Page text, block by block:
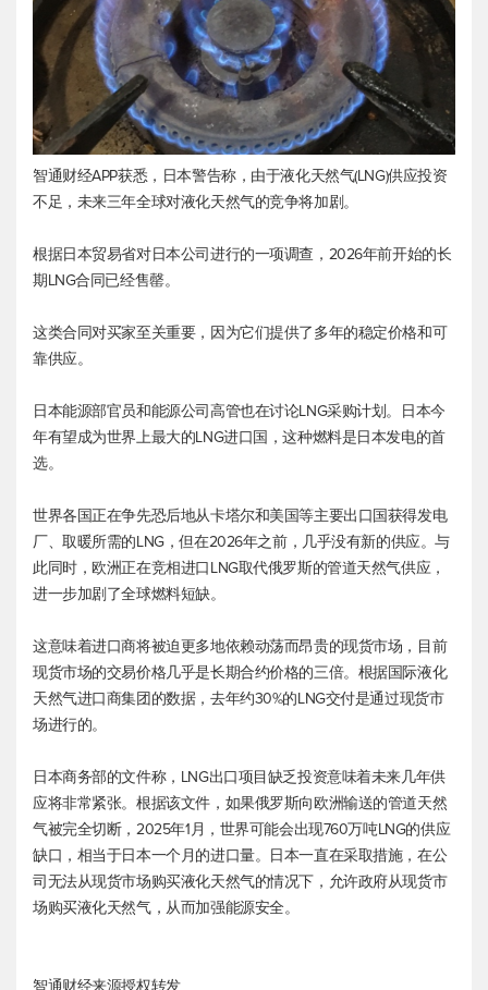
智通财经APP获悉，日本警告称，由于液化天然气(LNG)供应投资
不足，未来三年全球对液化天然气的竞争将加剧。
根据日本贸易省对日本公司进行的一项调查，2026年前开始的长
期LNG合同已经售罄。
这类合同对买家至关重要，因为它们提供了多年的稳定价格和可
靠供应。
日本能源部官员和能源公司高管也在讨论LNG采购计划。日本今
年有望成为世界上最大的LNG进口国，这种燃料是日本发电的首
选。
世界各国正在争先恐后地从卡塔尔和美国等主要出口国获得发电
厂、取暖所需的LNG，但在2026年之前，几乎没有新的供应。与
此同时，欧洲正在竞相进口LNG取代俄罗斯的管道天然气供应，
进一步加剧了全球燃料短缺。
这意味着进口商将被迫更多地依赖动荡而昂贵的现货市场，目前
现货市场的交易价格几乎是长期合约价格的三倍。根据国际液化
天然气进口商集团的数据，去年约30%的LNG交付是通过现货市
场进行的。
日本商务部的文件称，LNG出口项目缺乏投资意味着未来几年供
应将非常紧张。根据该文件，如果俄罗斯向欧洲输送的管道天然
气被完全切断，2025年1月，世界可能会出现760万吨LNG的供应
缺口，相当于日本一个月的进口量。日本一直在采取措施，在公
司无法从现货市场购买液化天然气的情况下，允许政府从现货市
场购买液化天然气，从而加强能源安全。
智通财经来源授权转发